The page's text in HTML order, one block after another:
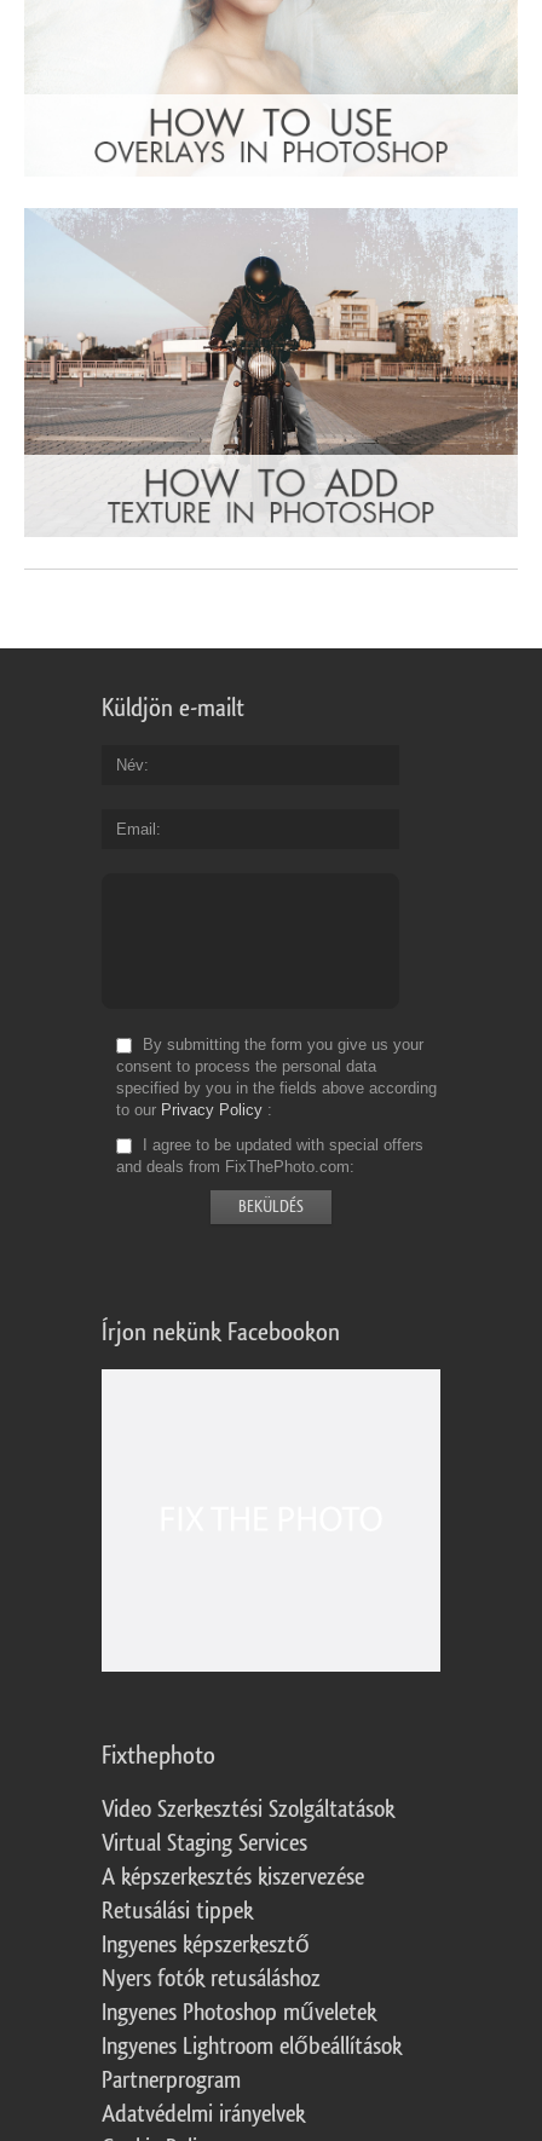
Küldjön e-mailt
Név
Email
By submitting the form you give us your
consent to process the personal data
specified by you in the fields above according
to our Privacy Policy
I agree to be updated with special offers
and deals from FixThePhoto.com
Írjon nekünk Facebookon
Fixthephoto
Video Szerkesztési Szolgáltatások
Virtual Staging Services
A képszerkesztés kiszervezése
Retusálási tippek
Ingyenes képszerkesztő
Nyers fotók retusáláshoz
Ingyenes Photoshop műveletek
Ingyenes Lightroom előbeállítások
Partnerprogram
Adatvédelmi irányelvek